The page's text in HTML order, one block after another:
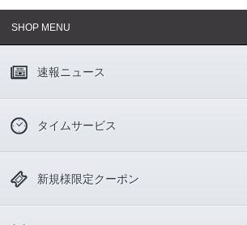
SHOP MENU
速報ニュース
タイムサービス
新規様限定クーポン